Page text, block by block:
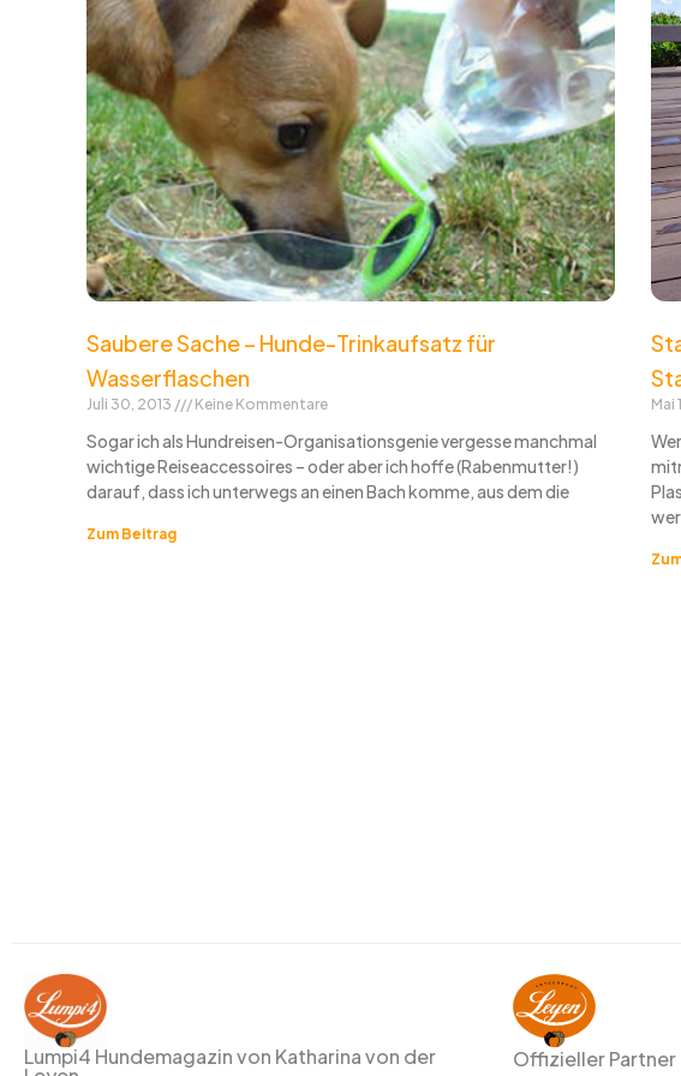
Saubere Sache – Hunde-Trinkaufsatz für
Wasserflaschen
Juli 30, 2013 Keine Kommentare
Sogar ich als Hundreisen-Organisationsgenie vergesse manchmal
wichtige Reiseaccessoires – oder aber ich hoffe (Rabenmutter!)
darauf, dass ich unterwegs an einen Bach komme, aus dem die
Zum Beitrag
Mai
Lumpi4 Hundemagazin von Katharina von der
Offizieller Partner